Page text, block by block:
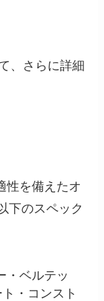
、さらに詳細
性を備えたオ
下のスペック
・ベルテッ
・コンスト